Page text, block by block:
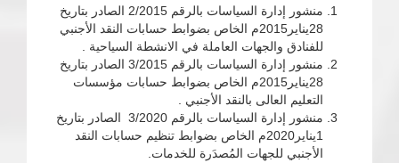
منشور إدارة السياسات بالرقم 2/2015 الصادر بتاريخ
28يناير2015م الخاص بضوابط حسابات النقد الأجنبي
للفنادق والجهات العاملة في الانشطة السياحية .
منشور إدارة السياسات بالرقم 3/2015 الصادر بتاريخ
28يناير2015م الخاص بضوابط حسابات مؤسسات
التعليم العالى بالنقد الأجنبي .
منشور إدارة السياسات بالرقم 3/2020 الصادر بتاريخ
1يناير2020م الخاص بضوابط تنظيم حسابات النقد
الأجنبي للجهات المُصدَرة للخدمات.